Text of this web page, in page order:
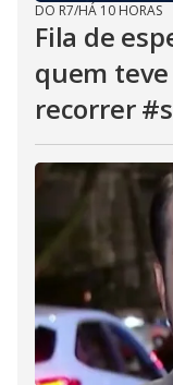
DO R7/HÁ 10 HORAS
Fila de
quem
recorrer